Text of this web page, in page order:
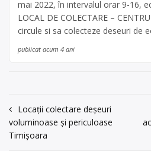
mai 2022, în intervalul orar 9-16,
LOCAL DE COLECTARE –
circule si sa colecteze deseuri de
publicat acum 4 ani
Navigare
în
Locaţii colectare deşeuri
voluminoase şi periculoase
Timișoara